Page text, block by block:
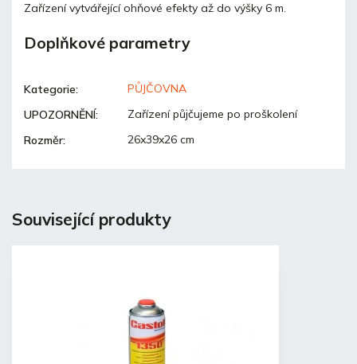
Zařízení vytvářející ohňové efekty až do výšky 6 m.
Doplňkové parametry
Kategorie:
PŮJČOVNA
UPOZORNĚNÍ:
Zařízení půjčujeme po proškolení
Rozměr: 26x39x26 cm
Související produkty